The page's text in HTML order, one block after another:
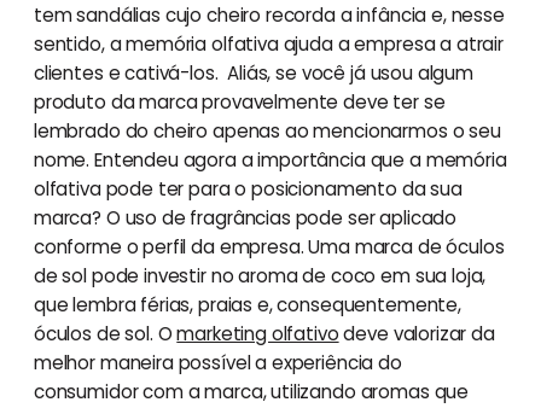
tem sandálias cujo cheiro recorda a infância e, nesse
sentido, a memória olfativa ajuda a empresa a atrair
clientes e cativá-los. Aliás, se você já usou algum
produto da marca provavelmente deve ter se
lembrado do cheiro apenas ao mencionarmos o seu
nome. Entendeu agora a importância que a memória
olfativa pode ter para o posicionamento da sua
marca? O uso de fragrâncias pode ser aplicado
conforme o perfil da empresa. Uma marca de óculos
de sol pode investir no aroma de coco em sua loja,
que lembra férias, praias e, consequentemente,
óculos de sol. Omarketing olfativodeve valorizar da
melhor maneira possível a experiência do
consumidor com a marca, utilizando aromas que